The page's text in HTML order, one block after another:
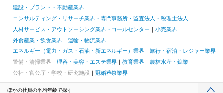
建設・プラント・不動産業界
コンサルティング・リサーチ業界・専門事務所・監査法人・税理士法人
人材サービス・アウトソーシング業界・コールセンター
小売業界
外食産業・飲食業界
運輸・物流業界
エネルギー（電力・ガス・石油・新エネルギー）業界
旅行・宿泊・レジャー業界
警備・清掃業界
理容・美容・エステ業界 教育業界
農林水産・鉱業
公社・官公庁・学校・研究施設
冠婚葬祭業界
ほかの社員の平均年齢で探す